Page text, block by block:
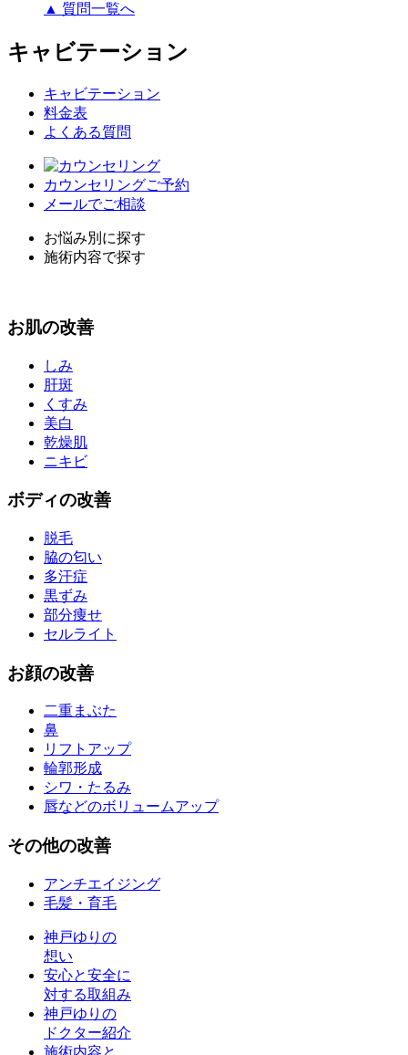
▲ 質問一覧へ
キャビテーション
キャビテーション
料金表
よくある質問
カウンセリングご予約
メールでご相談
お悩み別に探す
施術内容で探す
お肌の改善
しみ
肝斑
くすみ
美白
乾燥肌
ニキビ
ボディの改善
脱毛
脇の匂い
多汗症
黒ずみ
部分痩せ
セルライト
お顔の改善
二重まぶた
鼻
リフトアップ
輪郭形成
シワ・たるみ
唇などのボリュームアップ
その他の改善
アンチエイジング
毛髪・育毛
神戸ゆりの
想い
安心と安全に
対する取組み
神戸ゆりの
ドクター紹介
施術内容と